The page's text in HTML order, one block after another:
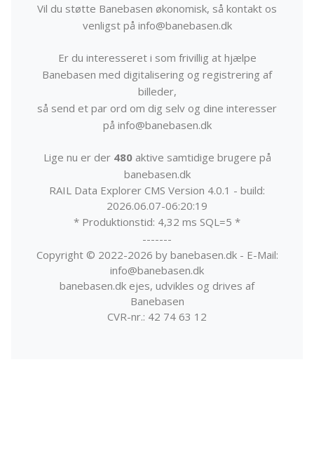
Vil du støtte Banebasen økonomisk, så kontakt os
venligst på info@banebasen.dk
Er du interesseret i som frivillig at hjælpe
Banebasen med digitalisering og registrering af
billeder,
så send et par ord om dig selv og dine interesser
på info@banebasen.dk
Lige nu er der 480aktive samtidige brugere på
banebasen.dk
RAIL Data Explorer CMS Version 4.0.1 - build:
2026.06.07-06:20:19
* Produktionstid: 4,32 ms SQL=5 *
-------
Copyright © 2022-2026 by banebasen.dk - E-Mail:
info@banebasen.dk
banebasen.dk ejes, udvikles og drives af
Banebasen
CVR-nr.: 42 74 63 12